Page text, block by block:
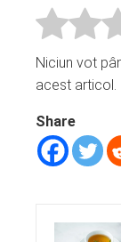
Niciun vot
acest articol.
Share